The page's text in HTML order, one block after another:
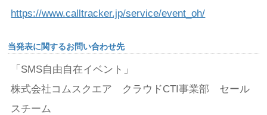
https://www.calltracker.jp/service/event_oh/
当発表に関するお問い合わせ先
「SMS自由自在イベント」
株式会社コムスクエア クラウドCTI事業部 セール
スチーム